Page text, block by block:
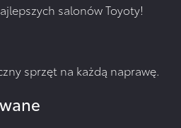
salonów Toyoty!
sprzęt na każdą naprawę.